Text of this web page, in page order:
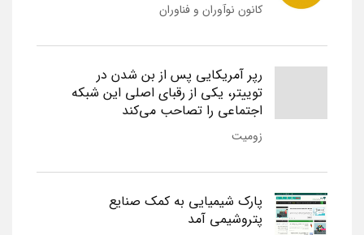
کانون نوآوران و فناوران
رپر آمریکایی پس از بن شدن در
توییتر، یکی از رقبای اصلی این شبکه
اجتماعی را تصاحب می‌کند
زومیت
پارک شیمیایی به کمک صنایع
پتروشیمی آمد